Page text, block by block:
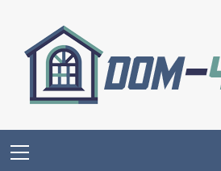
content
Menu